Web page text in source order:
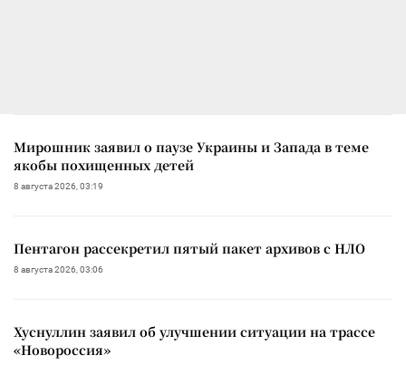
Мирошник заявил о паузе Украины и Запада в теме
якобы похищенных детей
8 августа 2026, 03:19
Пентагон рассекретил пятый пакет архивов с НЛО
8 августа 2026, 03:06
Хуснуллин заявил об улучшении ситуации на трассе
«Новороссия»